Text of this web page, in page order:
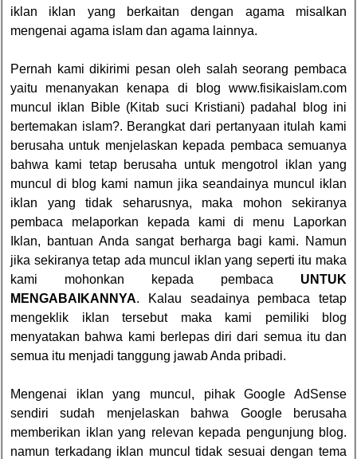
iklan iklan yang berkaitan dengan agama misalkan
mengenai agama islam dan agama lainnya.
Pernah kami dikirimi pesan oleh salah seorang pembaca
yaitu menanyakan kenapa di blog www.fisikaislam.com
muncul iklan Bible (Kitab suci Kristiani) padahal blog ini
bertemakan islam?. Berangkat dari pertanyaan itulah kami
berusaha untuk menjelaskan kepada pembaca semuanya
bahwa kami tetap berusaha untuk mengotrol iklan yang
muncul di blog kami namun jika seandainya muncul iklan
iklan yang tidak seharusnya, maka mohon sekiranya
pembaca melaporkan kepada kami di menu
Laporkan
Iklan, bantuan Anda sangat berharga bagi kami. Namun
jika sekiranya tetap ada muncul iklan yang seperti itu maka
kami mohonkan kepada pembaca UNTUK
MENGABAIKANNYA. Kalau seadainya pembaca tetap
mengeklik iklan tersebut maka kami pemiliki blog
menyatakan bahwa kami berlepas diri dari semua itu dan
semua itu menjadi tanggung jawab Anda pribadi.
Mengenai iklan yang muncul, pihak Google AdSense
sendiri sudah menjelaskan bahwa Google berusaha
memberikan iklan yang relevan kepada pengunjung blog.
namun terkadang iklan muncul tidak sesuai dengan tema